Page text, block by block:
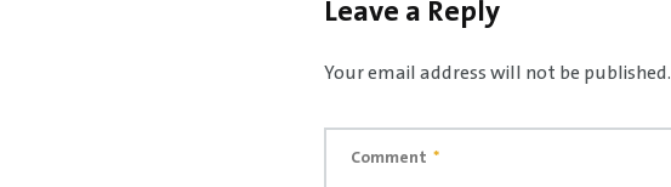
Leave a Reply
Your email address will not be published.
Comment *